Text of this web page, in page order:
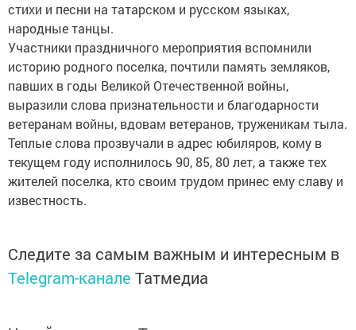
стихи и песни на татарском и русском языках,
народные танцы.
Участники праздничного мероприятия вспомнили
историю родного поселка, почтили память земляков,
павших в годы Великой Отечественной войны,
выразили слова признательности и благодарности
ветеранам войны, вдовам ветеранов, труженикам тыла.
Теплые слова прозвучали в адрес юбиляров, кому в
текущем году исполнилось 90, 85, 80 лет, а также тех
жителей поселка, кто своим трудом принес ему славу и
известность.
Следите за самым важным и интересным в
Telegram-канале Татмедиа